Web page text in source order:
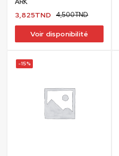
ARK
4,500TND
3,825TND
Voir disponibilité
-15%